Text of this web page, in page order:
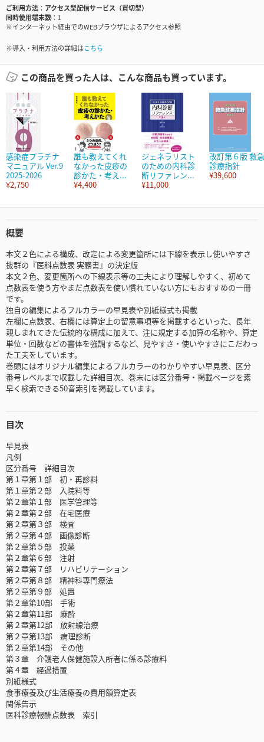
ご利用方法
アクセス型配信サービス（買切型）
同時使用端末数
1
※インターネット経由でのWEBブラウザによるアクセス参照
※導入・利用方法の詳細はこちら
この商品を買った人は、こんな商品も買っています。
感染症プラチナ
マニュアル Ver.9
2025-2026
¥2,750
誰も教えてくれ
なかった皮疹の
診かた・考え...
¥4,400
ジェネラリスト
のための内科診
断リファレン...
¥11,000
改訂第６版 救急
診療指針
¥39,600
概要
本文２色による構成、改定による変更箇所には下線を表示し使いやすさ
抜群の『医科点数表 実務書』の決定版
本文２色、変更箇所への下線表示等の工夫により理解しやすく、初めて
点数表を使う方やまだ点数表を使い慣れていない方にもおすすめの一冊
です。
独自の編集によるフルカラーの早見表や別紙様式も掲載
左欄に点数表、右欄には算定上の留意事項等を掲載するといった、長年
親しまれてきた伝統的な構成に加えて、注に規定する加算の名称や、算定
単位・回数などの書体を強調するなど、見やすさ・使いやすさにこだわっ
た工夫をしています。
巻頭にはオリジナル編集によるフルカラーのわかりやすい早見表、区分
番号レベルまで収載した詳細目次、巻末には区分番号・掲載ページを素
早く検索できる50音索引を掲載しています。
目次
早見表
凡例
区分番号 詳細目次
第１章第１部 初・再診料
第１章第２部 入院料等
第２章第１部 医学管理等
第２章第２部 在宅医療
第２章第３部 検査
第２章第４部 画像診断
第２章第５部 投薬
第２章第６部 注射
第２章第７部 リハビリテーション
第２章第８部 精神科専門療法
第２章第９部 処置
第２章第10部 手術
第２章第11部 麻酔
第２章第12部 放射線治療
第２章第13部 病理診断
第２章第14部 その他
第３章 介護老人保健施設入所者に係る診療料
第４章 経過措置
別紙様式
食事療養及び生活療養の費用額算定表
関係告示
医科診療報酬点数表 索引